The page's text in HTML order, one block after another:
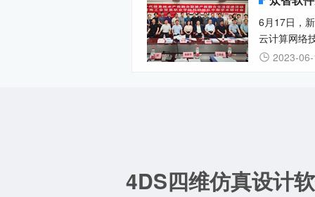
6月17日，
云计算网络
2023-
4DS四维仿真设计